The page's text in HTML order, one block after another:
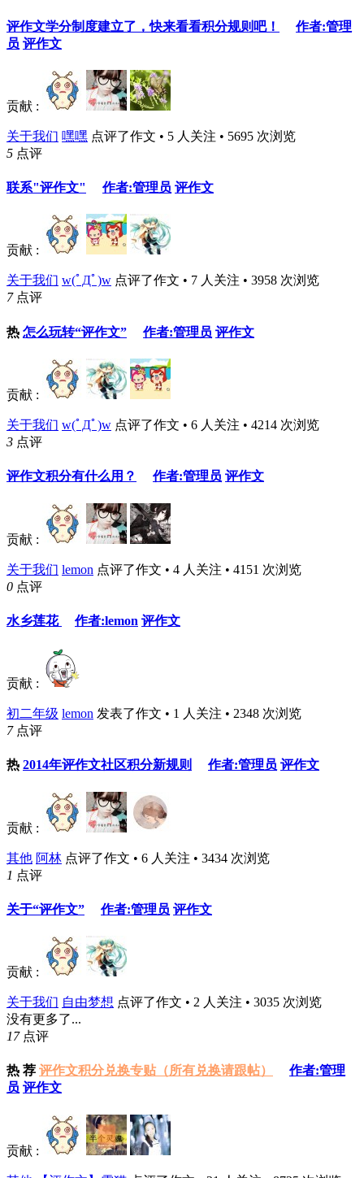
评作文学分制度建立了，快来看看积分规则吧！
作者:管理
员 评作文
贡献 :
关于我们 嘿嘿 点评了作文 • 5 人关注 • 5695 次浏览
5 点评
联系"评作文" 作者:管理员 评作文
贡献 :
关于我们 w(ﾟДﾟ)w 点评了作文 • 7 人关注 • 3958 次浏览
7点评
热 怎么玩转“评作文” 作者:管理员 评作文
贡献 :
关于我们 w(ﾟДﾟ)w 点评了作文 • 6 人关注 • 4214 次浏览
3 点评
评作文积分有什么用？ 作者:管理员 评作文
贡献 :
关于我们 lemon 点评了作文 • 4 人关注 • 4151 次浏览
0 点评
水乡莲花 作者:lemon 评作文
贡献 :
初二年级 lemon 发表了作文 • 1 人关注 • 2348 次浏览
7点评
热 2014年评作文社区积分新规则 作者:管理员 评作文
贡献 :
其他 阿林 点评了作文 • 6 人关注 • 3434 次浏览
1 点评
关于“评作文” 作者:管理员 评作文
贡献 :
关于我们 自由梦想 点评了作文 • 2 人关注 • 3035 次浏览
没有更多了...
17点评
热 荐 评作文积分兑换专贴（所有兑换请跟帖）
作者:管理
员 评作文
贡献 :